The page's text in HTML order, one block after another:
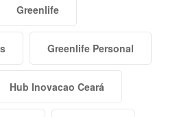
Greenlife
Greenlife Personal
Hub Inovacao Ceará